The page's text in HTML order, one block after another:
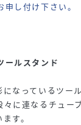
し付け下さい。
ールスタンド
なっているツー
に連なるチュー
す。